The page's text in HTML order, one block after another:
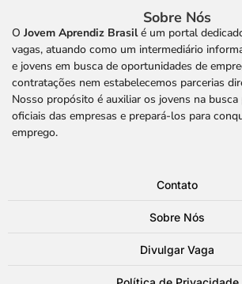
Sobre Nós
O Jovem Aprendiz Brasilé um portal
vagas, atuando como um intermediário
e jovens em busca de oportunidades de
contratações nem estabelecemos parcerias
Nosso propósito é auxiliar os jovens na
oficiais das empresas e prepará-los para
emprego.
Contato
Sobre Nós
Divulgar Vaga